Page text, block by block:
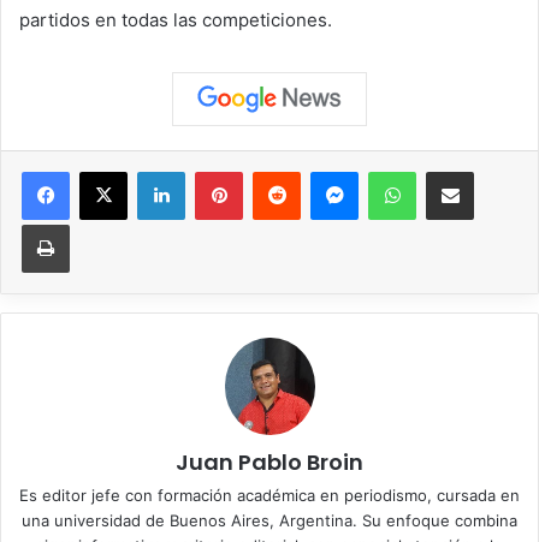
partidos en todas las competiciones.
Facebook
X LinkedInPinterestReddit MessengerWhatsAppCompartir vía correo
Imprimir
Juan Pablo Broin
Es editor jefe con formación académica en periodismo, cursada en
una universidad de Buenos Aires, Argentina. Su enfoque combina